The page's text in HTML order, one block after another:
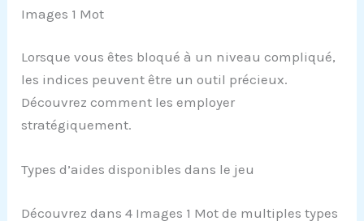
Images 1 Mot
Lorsque vous êtes bloqué à un niveau compliqué,
les indices peuvent être un outil précieux.
Découvrez comment les employer
stratégiquement.
Types d’aides disponibles dans le jeu
Découvrez dans 4 Images 1 Mot de multiples types